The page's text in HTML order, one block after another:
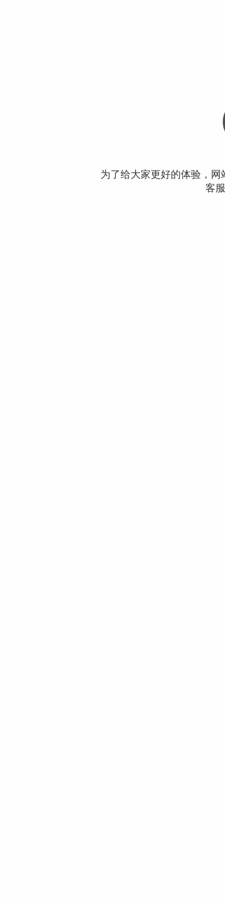
为了给大家更好的体验，
客